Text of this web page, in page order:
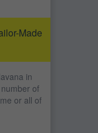
Made
in
of
or all of